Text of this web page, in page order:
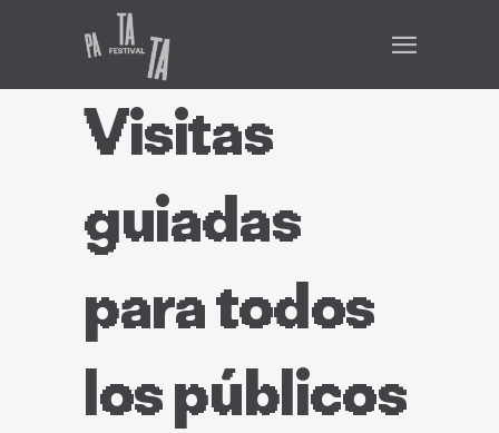
Visitas
guiadas
para todos
los públicos